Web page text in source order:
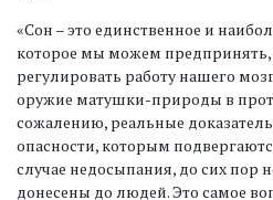
«Сон – это единственное и
которое мы можем
регулировать работу нашего
оружие матушки-природы в
сожалению, реальные
опасности, которым
случае недосыпания, до сих пор
донесены до людей. Это самое